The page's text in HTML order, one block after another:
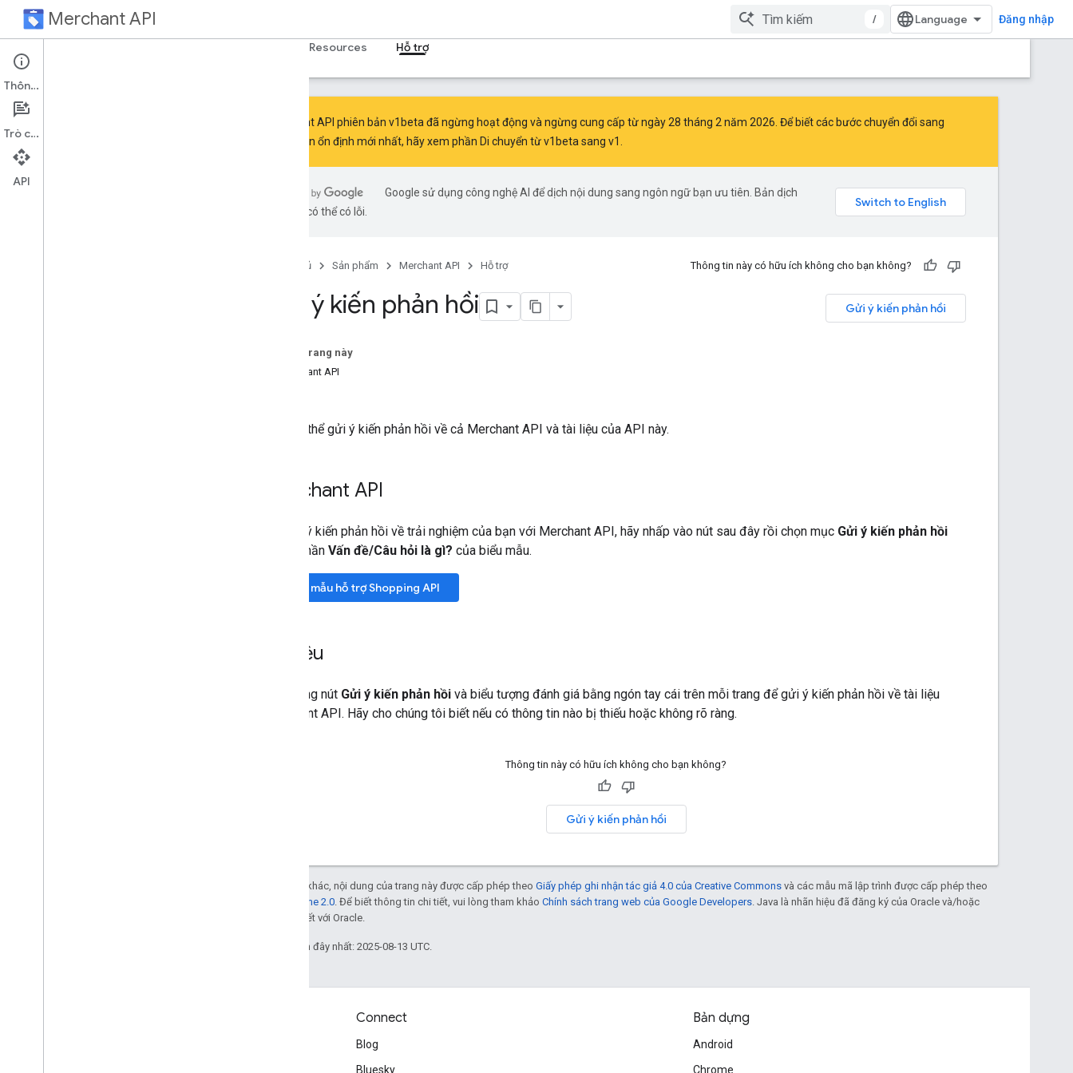
Merchant API / Đăng nhập
Resources Hỗ trợ
Get help
Give feedback
Merchant API phiên bản v1beta đã ngừng hoạt động và ngừng cung cấp từ ngày 28 tháng 2 năm 2026. Để biết các bước chuyển đổi sang
phiên bản ổn định mới nhất, hãy xem phần Di chuyển từ v1beta sang v1
Google sử dụng công nghệ AI để dịch nội dung sang ngôn ngữ bạn ưu tiên. Bản dịch
bằng AI có thể có lỗi.
Trang chủ Sản phẩm Merchant API Hỗ trợ Thông tin này có hữu ích không cho bạn không?
Gửi ý kiến phản hồi
Gửi ý kiến phản hồi
Trên trang này
Merchant API
Bạn có thể gửi ý kiến phản hồi về cả Merchant API và tài liệu của API này.
Merchant API
Để gửi ý kiến phản hồi về trải nghiệm của bạn với Merchant API, hãy nhấp vào nút sau đây rồi chọn mục Gửi ý kiến phản hồi
trong phần Vấn đề/Câu hỏi là gì? của biểu mẫu.
Biểu mẫu hỗ trợ Shopping API
Tài liệu
Hãy dùng nút Gửi ý kiến phản hồi và biểu tượng đánh giá bằng ngón tay cái trên mỗi trang để gửi ý kiến phản hồi về tài liệu
Merchant API. Hãy cho chúng tôi biết nếu có thông tin nào bị thiếu hoặc không rõ ràng.
Thông tin này có hữu ích không cho bạn không?
Gửi ý kiến phản hồi
Trừ phi có lưu ý khác, nội dung của trang này được cấp phép theo Giấy phép ghi nhận tác giả 4.0 của Creative Commons và các mẫu mã lập trình được cấp phép theo
Giấy phép Apache 2.0 . Để biết thông tin chi tiết, vui lòng tham khảo Chính sách trang web của Google Developers . Java là nhãn hiệu đã đăng ký của Oracle và/hoặc
các đơn vị liên kết với Oracle.
Cập nhật lần gần đây nhất: 2025-08-13 UTC.
Connect
Blog
Bluesky
Bản dựng
Android
Chrome
Thông tin
Trò chuyện
API